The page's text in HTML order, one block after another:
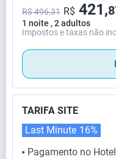
1 noite , 2 adultos
R$ 496,31 R$ 421,
Impostos e taxas não
TARIFA SITE
⬤ Pagamento no Hotel
Last Minute 16%